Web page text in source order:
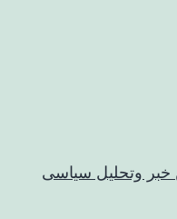
خبر وتحلیل سیاسی